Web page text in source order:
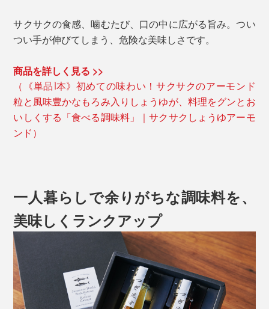
サクサクの食感、噛むたび、口の中に広がる旨み。つい
つい手が伸びてしまう、危険な美味しさです。
商品を詳しく見る >>
（《単品1本》初めての味わい！サクサクのアーモンド
粒と風味豊かなもろみ入りしょうゆが、料理をグンとお
いしくする「食べる調味料」｜サクサクしょうゆアーモ
ンド）
一人暮らしで余りがちな調味料を、
美味しくランクアップ